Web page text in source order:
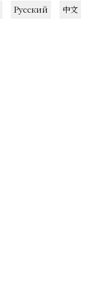
Русский 中文